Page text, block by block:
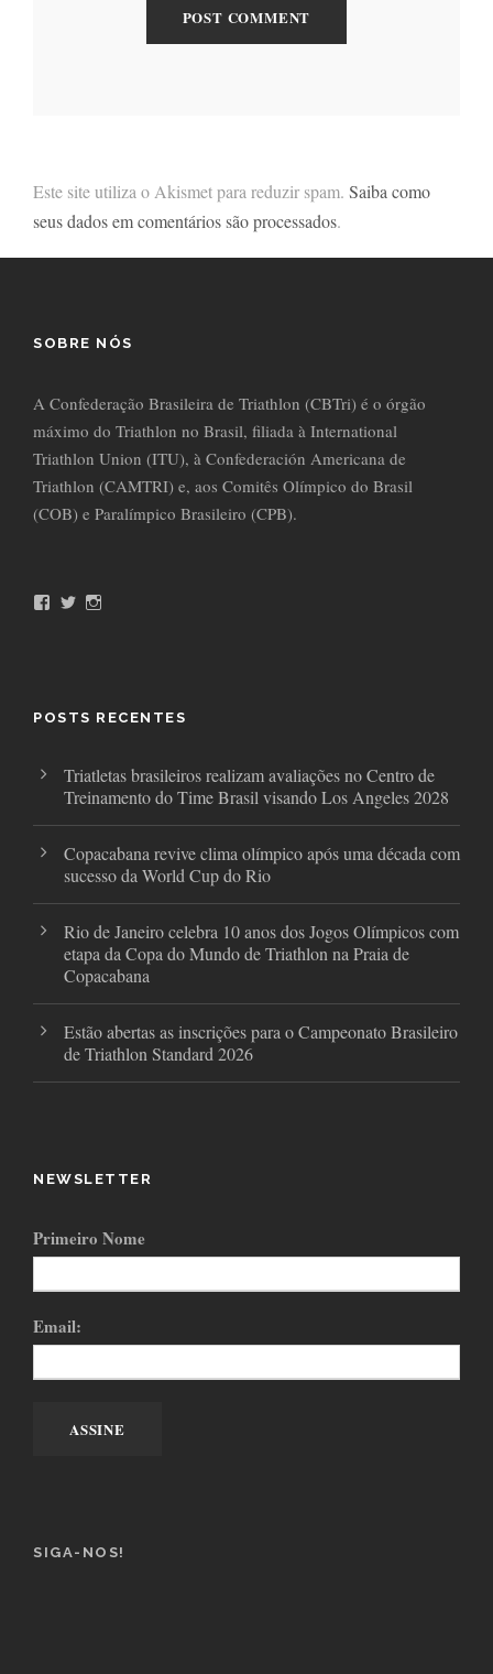
Este site utiliza o Akismet para reduzir spam. Saiba como
seus dados em comentários são processados.
SOBRE NÓS
A Confederação Brasileira de Triathlon (CBTri) é o órgão
máximo do Triathlon no Brasil, filiada à International
Triathlon Union (ITU), à Confederación Americana de
Triathlon (CAMTRI) e, aos Comitês Olímpico do Brasil
(COB) e Paralímpico Brasileiro (CPB).
k
T
a
POSTS RECENTES
Triatletas brasileiros realizam avaliações no Centro de
Treinamento do Time Brasil visando Los Angeles 2028
Copacabana revive clima olímpico após uma década com
sucesso da World Cup do Rio
Rio de Janeiro celebra 10 anos dos Jogos Olímpicos com
etapa da Copa do Mundo de Triathlon na Praia de
Copacabana
Estão abertas as inscrições para o Campeonato Brasileiro
de Triathlon Standard 2026
NEWSLETTER
Primeiro Nome
Email:
SIGA-NOS!